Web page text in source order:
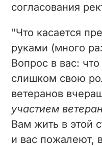
согласования
"Что касается
руками (много
Вопрос в вас:
слишком свою
ветеранов
участием
Вам жить в этой
и вас пожалеют,